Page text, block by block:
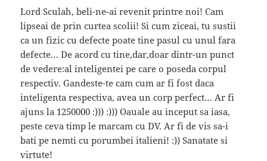
Lord Sculah, beli-ne-ai revenit printre noi! Cam
lipseai de prin curtea scolii! Si cum ziceai, tu sustii
ca un fizic cu defecte poate tine pasul cu unul fara
defecte… De acord cu tine,dar,doar dintr-un punct
de vedere:al inteligentei pe care o poseda corpul
respectiv. Gandeste-te cam cum ar fi fost daca
inteligenta respectiva, avea un corp perfect… Ar fi
ajuns la 1250000 :))) :))) Oauale au inceput sa iasa,
peste ceva timp le marcam cu DV. Ar fi de vis sa-i
bati pe nemti cu porumbei italieni! :)) Sanatate si
virtute!